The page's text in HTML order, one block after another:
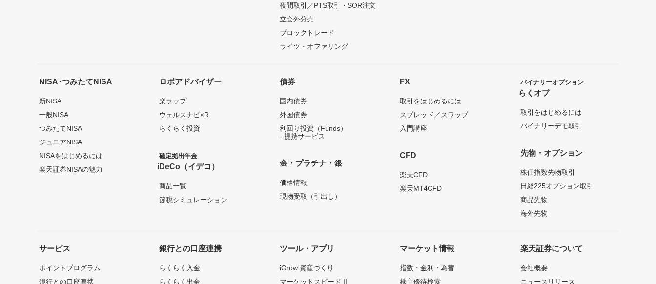
夜間取引／PTS取引・SOR注文
立会外分売
ブロックトレード
ライツ・オファリング
NISA･つみたてNISA
新NISA
一般NISA
つみたてNISA
ジュニアNISA
NISAをはじめるには
楽天証券NISAの魅力
ロボアドバイザー
楽ラップ
ウェルスナビ×R
らくらく投資
確定拠出年金
iDeCo（イデコ）
商品一覧
節税シミュレーション
債券
国内債券
外国債券
利回り投資（Funds）
- 提携サービス
金・プラチナ・銀
価格情報
現物受取（引出し）
FX
取引をはじめるには
スプレッド／スワップ
入門講座
CFD
楽天CFD
楽天MT4CFD
バイナリーオプション
らくオプ
取引をはじめるには
バイナリーデモ取引
先物・オプション
株価指数先物取引
日経225オプション取引
商品先物
海外先物
サービス
ポイントプログラム
銀行との口座連携
銀行との口座連携
らくらく入金
らくらく出金
ツール・アプリ
iGrow 資産づくり
マーケットスピード II
マーケット情報
指数・金利・為替
株主優待検索
楽天証券について
会社概要
ニュースリリース